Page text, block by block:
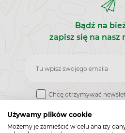
Używamy plików cookie
Możemy je zamieścić w celu analizy
Bądź na
zapisz się na nasz
Zapisz
do
newslettera
Chcę otrzymywać